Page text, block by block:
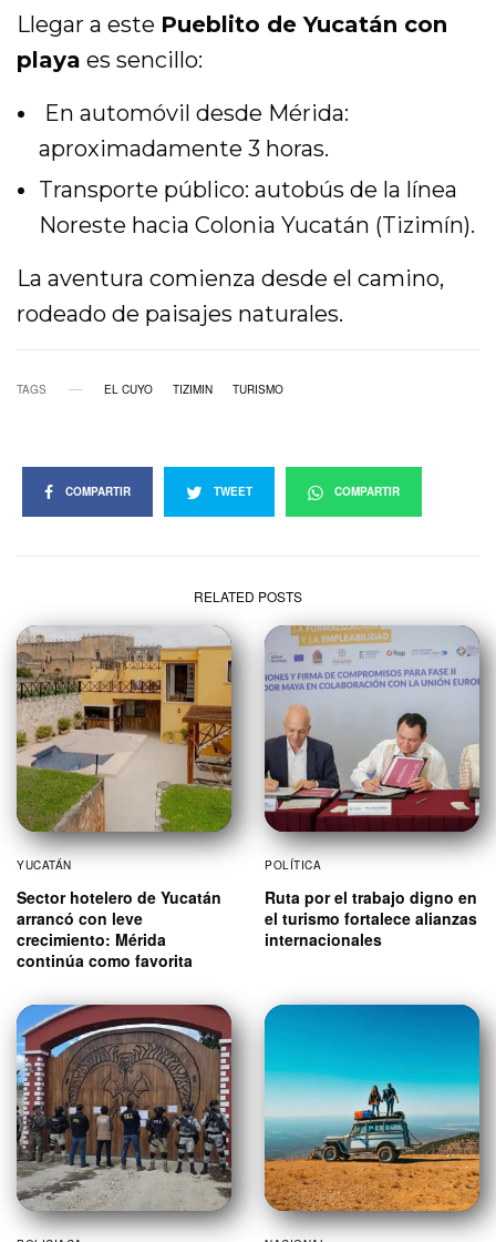
Llegar a este Pueblito de Yucatán con
playa es sencillo:
En automóvil desde Mérida:
aproximadamente 3 horas.
Transporte público: autobús de la línea
Noreste hacia Colonia Yucatán (Tizimín).
La aventura comienza desde el camino,
rodeado de paisajes naturales.
TAGS EL CUYO TIZIMIN TURISMO
COMPARTIR TWEET COMPARTIR
RELATED POSTS
YUCATÁN
Sector hotelero de Yucatán
arrancó con leve
crecimiento: Mérida
continúa como favorita
POLÍTICA
Ruta por el trabajo digno en
el turismo fortalece alianzas
internacionales